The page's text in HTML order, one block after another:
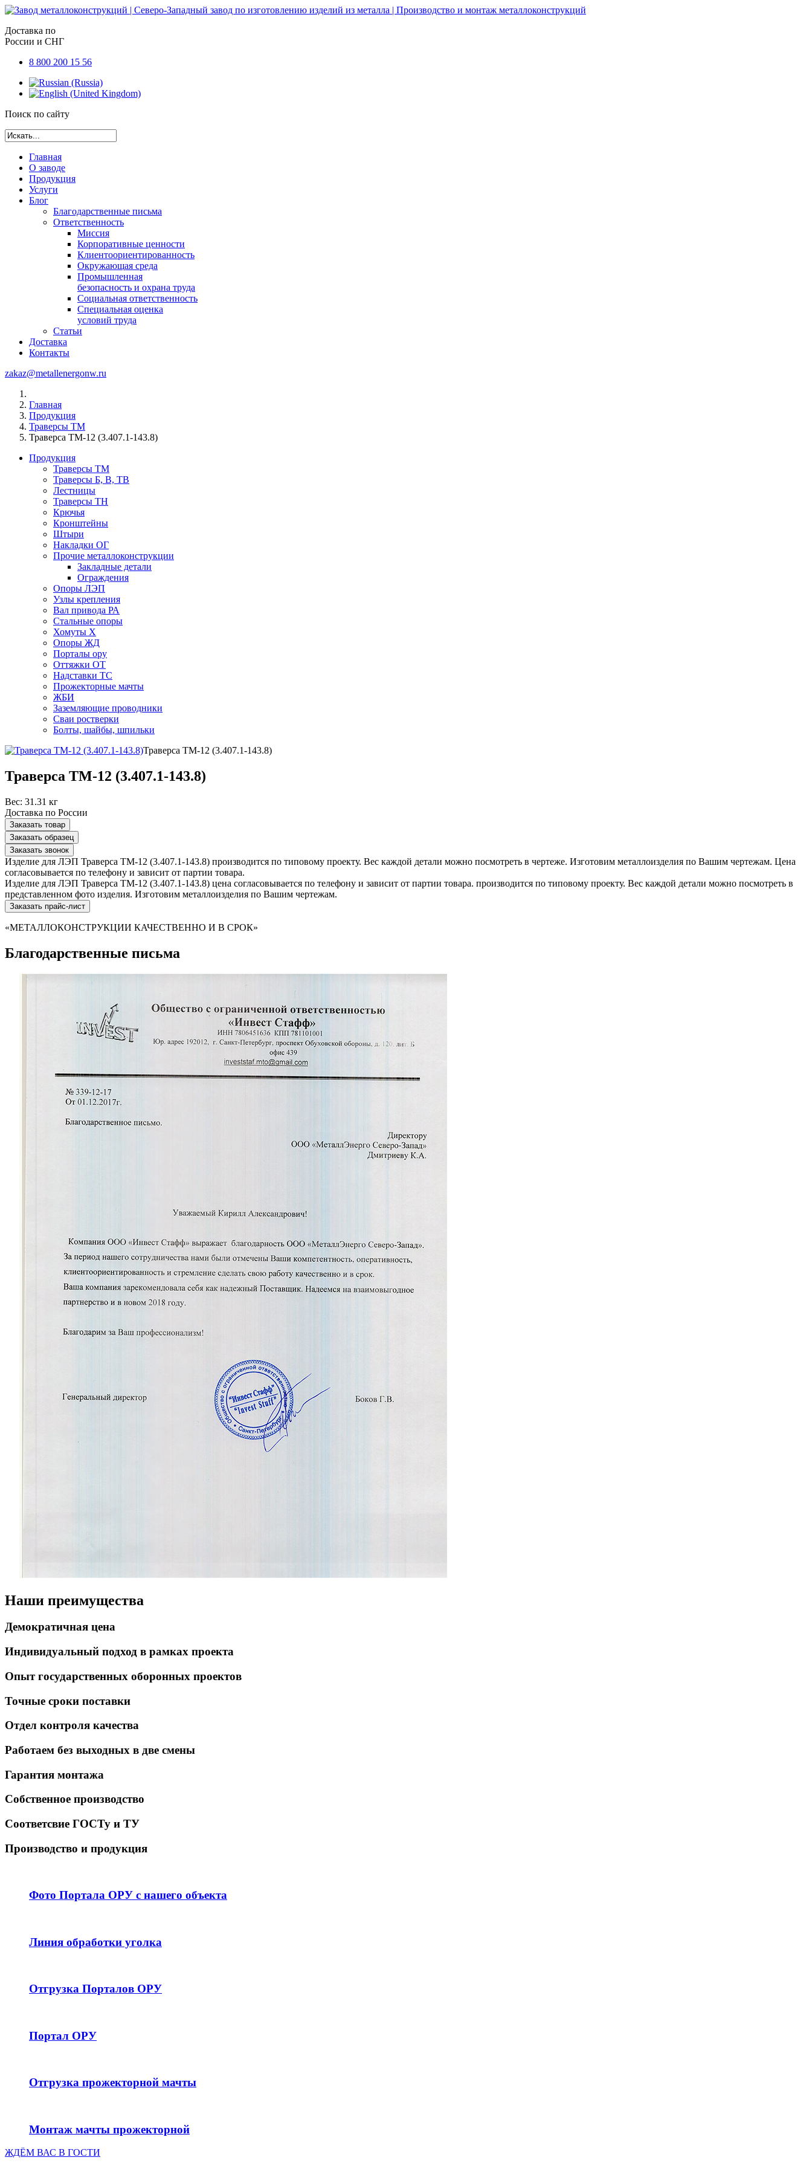
Доставка по
России и СНГ
8 800 200 15 56
Поиск по сайту
Главная
О заводе
Продукция
Услуги
Блог
Благодарственные письма
Ответственность
Миссия
Корпоративные ценности
Клиентоориентированность
Окружающая среда
Промышленная
безопасность и охрана труда
Социальная ответственность
Специальная оценка
условий труда
Статьи
Доставка
Контакты
zakaz@metallenergonw.ru
Главная
Продукция
Траверсы ТМ
Траверса ТМ-12 (3.407.1-143.8)
Продукция
Траверсы ТМ
Траверсы Б, В, ТВ
Лестницы
Траверсы ТН
Крючья
Кронштейны
Штыри
Накладки ОГ
Прочие металлоконструкции
Закладные детали
Ограждения
Опоры ЛЭП
Узлы крепления
Вал привода РА
Стальные опоры
Хомуты Х
Опоры ЖД
Порталы ору
Оттяжки ОТ
Надставки ТС
Прожекторные мачты
ЖБИ
Заземляющие проводники
Сваи ростверки
Болты, шайбы, шпильки
Траверса ТМ-12 (3.407.1-143.8)
Траверса ТМ-12 (3.407.1-143.8)
Вес: 31.31 кг
Доставка по России
Заказать товар
Заказать образец
Заказать звонок
Изделие для ЛЭП Траверса ТМ-12 (3.407.1-143.8) производится по типовому проекту. Вес каждой детали можно посмотреть в чертеже. Изготовим металлоизделия по Вашим чертежам. Цена
согласовывается по телефону и зависит от партии товара.
Изделие для ЛЭП Траверса ТМ-12 (3.407.1-143.8) цена согласовывается по телефону и зависит от партии товара. производится по типовому проекту. Вес каждой детали можно посмотреть в
представленном фото изделия. Изготовим металлоизделия по Вашим чертежам.
Заказать прайс-лист
«МЕТАЛЛОКОНСТРУКЦИИ КАЧЕСТВЕННО И В СРОК»
Благодарственные письма
Наши преимущества
Демократичная цена
Индивидуальный подход в рамках проекта
Опыт государственных оборонных проектов
Точные сроки поставки
Отдел контроля качества
Работаем без выходных в две смены
Гарантия монтажа
Собственное производство
Соответсвие ГОСТу и ТУ
Производство и продукция
Фото Портала ОРУ с нашего объекта
Линия обработки уголка
Отгрузка Порталов ОРУ
Портал ОРУ
Отгрузка прожекторной мачты
Монтаж мачты прожекторной
ЖДЁМ ВАС В ГОСТИ